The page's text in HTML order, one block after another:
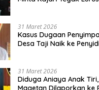
31 Maret 2026
Kasus Dugaan
Desa Taji Naik ke
31 Maret 2026
Diduga Aniaya Anak
Magetan Dilaporkan ke